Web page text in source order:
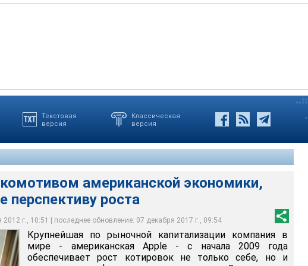
Текстовая
версия
Классическая
версия
американской экономики,
перспективу роста
г., 10:51 | последнее обновление: 07 декабря 2017 г., 09:54
капитализации компания в мир - американская Apple с
рост котировок не только себе, но и американскому
рынка, бумаги Apple до сих пор обладают отличным
смогут в ближайшие годы принести инвесторам высокую
фондового рынка США в свое время внесли лишь бумаги
компании, Cisco Systems
Крупнейшая по рыночной капитализации компания в
мире - американская Apple - с начала 2009 года
обеспечивает рост котировок не только себе, но и